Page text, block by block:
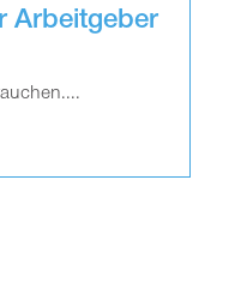
Arbeitgeber